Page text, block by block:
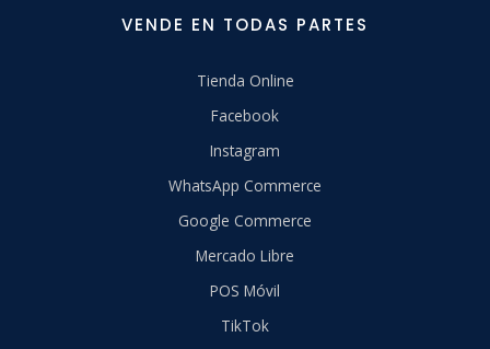
VENDE EN TODAS PARTES
Tienda Online
Facebook
Instagram
WhatsApp Commerce
Google Commerce
Mercado Libre
POS Móvil
TikTok